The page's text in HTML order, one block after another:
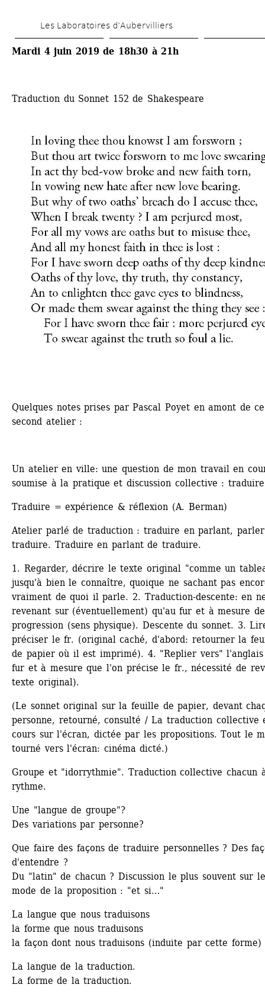
to
main
Les Laboratoires d’Aubervilliers
Mardi 4 juin 2019 de 18h30 à 21h
Traduction du Sonnet 152 de Shakespeare
Quelques notes prises par Pascal Poyet en amont de ce
second atelier :
Un atelier en ville: une question de mon travail en
soumise à la pratique et discussion collective :
Traduire = expérience & réflexion (A. Berman)
Atelier parlé de traduction : traduire en parlant,
traduire. Traduire en parlant de traduire.
1. Regarder, décrire le texte original "comme un
jusqu'à bien le connaître, quoique ne sachant pas
vraiment de quoi il parle. 2. Traduction-descente: en
revenant sur (éventuellement) qu'au fur et à mesure
progression (sens physique). Descente du sonnet. 3.
préciser le fr. (original caché, d'abord: retourner la
de papier où il est imprimé). 4. "Replier vers"
fur et à mesure que l'on précise le fr., nécessité de
texte original).
(Le sonnet original sur la feuille de papier, devant
personne, retourné, consulté / La traduction collective
cours sur l'écran, dictée par les propositions. Tout le
tourné vers l'écran: cinéma dicté.)
Groupe et "idorrythmie". Traduction collective chacun
rythme.
Une "langue de groupe"?
Des variations par personne?
Que faire des façons de traduire personnelles ? Des
d'entendre ?
Du "latin" de chacun ? Discussion le plus souvent sur
mode de la proposition : "et si…"
La langue que nous traduisons
la forme que nous traduisons
la façon dont nous traduisons (induite par cette forme)
La langue de la traduction.
La forme de la traduction.